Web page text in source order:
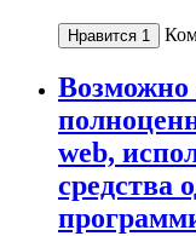
Нравится 1
Возможно
web,
средства